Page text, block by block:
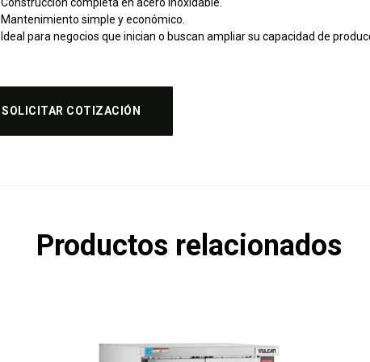
Mantenimiento simple y económico.
Ideal para negocios que inician o buscan ampliar su capacidad de
SOLICITAR COTIZACIÓN
Productos relacionados